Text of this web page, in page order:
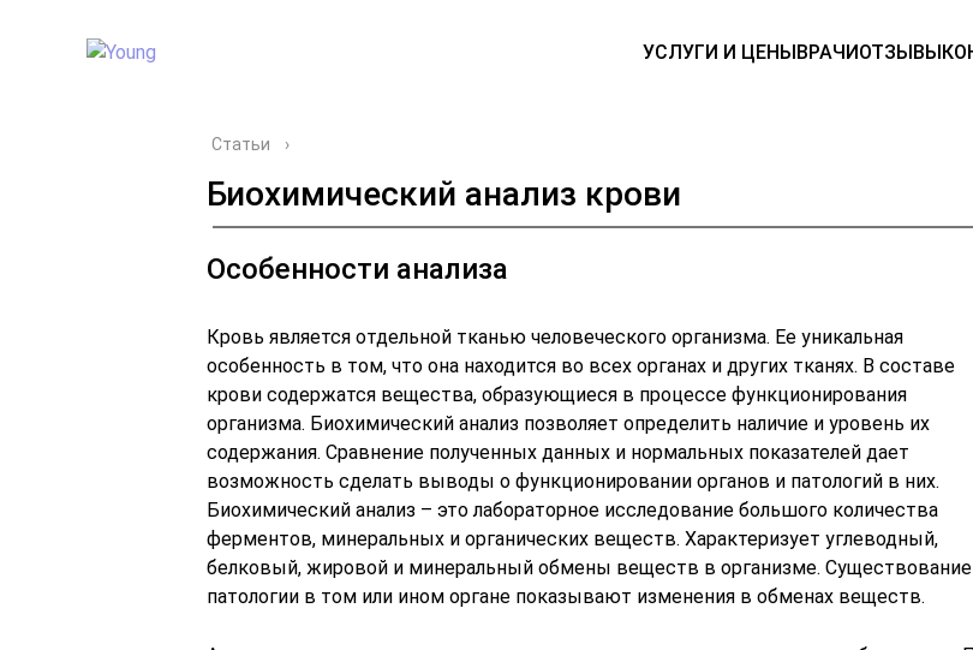
УСЛУГИ И ЦЕНЫВРАЧИОТЗЫВЫ
Статьи ›
Биохимический анализ крови
Особенности анализа
Кровь является отдельной тканью человеческого организма. Ее уникальная
особенность в том, что она находится во всех органах и других тканях. В составе
крови содержатся вещества, образующиеся в процессе функционирования
организма. Биохимический анализ позволяет определить наличие и уровень их
содержания. Сравнение полученных данных и нормальных показателей дает
возможность сделать выводы о функционировании органов и патологий в них.
Биохимический анализ – это лабораторное исследование большого количества
ферментов, минеральных и органических веществ. Характеризует углеводный,
белковый, жировой и минеральный обмены веществ в организме. Существование
патологии в том или ином органе показывают изменения в обменах веществ.